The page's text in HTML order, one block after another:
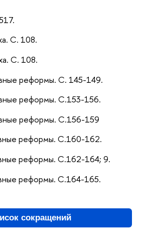
С. 108.
С. 108.
реформы. С. 145-149.
реформы. С.153-156.
реформы. С.156-159
реформы. С.160-162.
реформы. С.162-164; 9.
реформы. С.164-165.
сокращений